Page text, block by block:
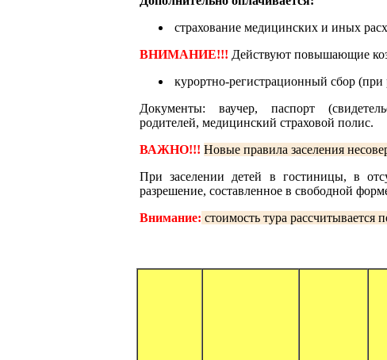
страхование медицинских и иных
ВНИМАНИЕ!!! Действуют повышающие
курортно-регистрационный сбор
Документы: ваучер, паспорт
родителей, медицинский страховой полис.
ВАЖНО!!! Новые правила заселения
При заселении детей в гостиницы, в
разрешение, составленное в свободной
Внимание: стоимость тура рассчитывается